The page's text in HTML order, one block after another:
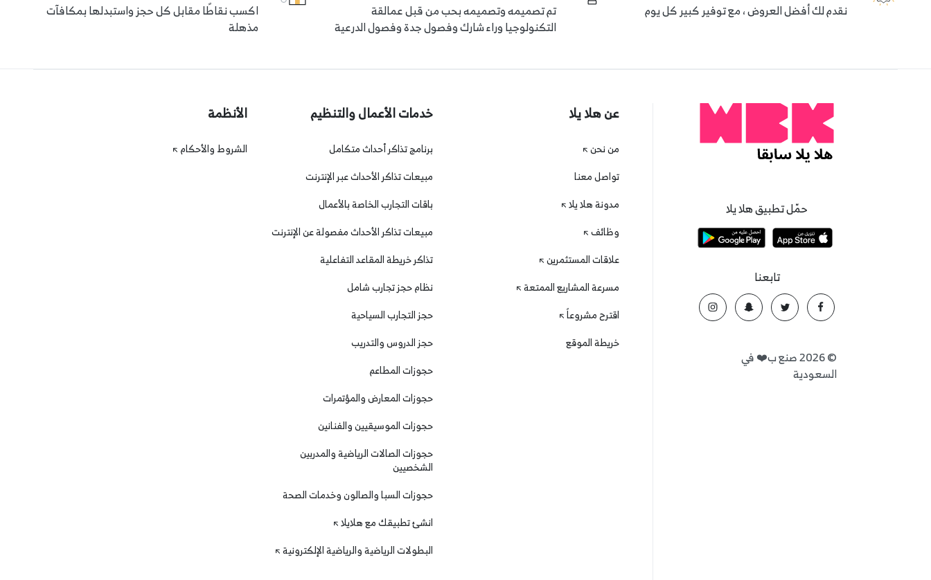
نقدم لك أفضل العروض ، مع توفير كبير كل يوم
تم تصميمه وتصميمه بحب من قبل عمالقة
التكنولوجيا وراء شارك وفصول جدة وفصول الدرعية
اكسب نقاطًا مقابل كل حجز واستبدلها بمكافآت
مذهلة
حمّل تطبيق هلا يلا
تابعنا
©
2026صنع ب❤️ في
السعودية
عن هلا يلا
من نحن
تواصل معنا
مدونة هلا يلا
وظائف
علاقات المستثمرين
مسرعة المشاريع الممتعة
اقترح مشروعاً
خريطة الموقع
خدمات الأعمال والتنظيم
برنامج تذاكر أحداث متكامل
مبيعات تذاكر الأحداث عبر الإنترنت
باقات التجارب الخاصة بالأعمال
مبيعات تذاكر الأحداث مفصولة عن الإنترنت
تذاكر خريطة المقاعد التفاعلية
نظام حجز تجارب شامل
حجز التجارب السياحية
حجز الدروس والتدريب
حجوزات المطاعم
حجوزات المعارض والمؤتمرات
حجوزات الموسيقيين والفنانين
حجوزات الصالات الرياضية والمدربين
الشخصيين
حجوزات السبا والصالون وخدمات الصحة
انشئ تطبيقك مع هلايلا
البطولات الرياضية والرياضية الإلكترونية
الأنظمة
الشروط والأحكام